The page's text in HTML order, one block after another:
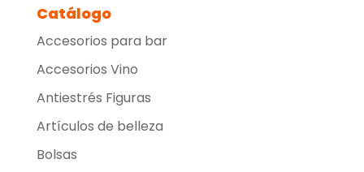
Catálogo
Accesorios para bar
Accesorios Vino
Antiestrés Figuras
Artículos de belleza
Bolsas